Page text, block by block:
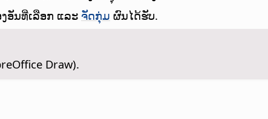
ອັນທີ່ເລືອກ ແລະ ຈັດກຸ່ມ ຜົນໄດ້ຮັບ.
Draw).